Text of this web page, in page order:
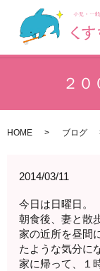
２０
HOME ブログ
2014/03/11
今日は日曜日。
朝食後、妻と散
家の近所を昼間
たような気分に
家に帰って、１